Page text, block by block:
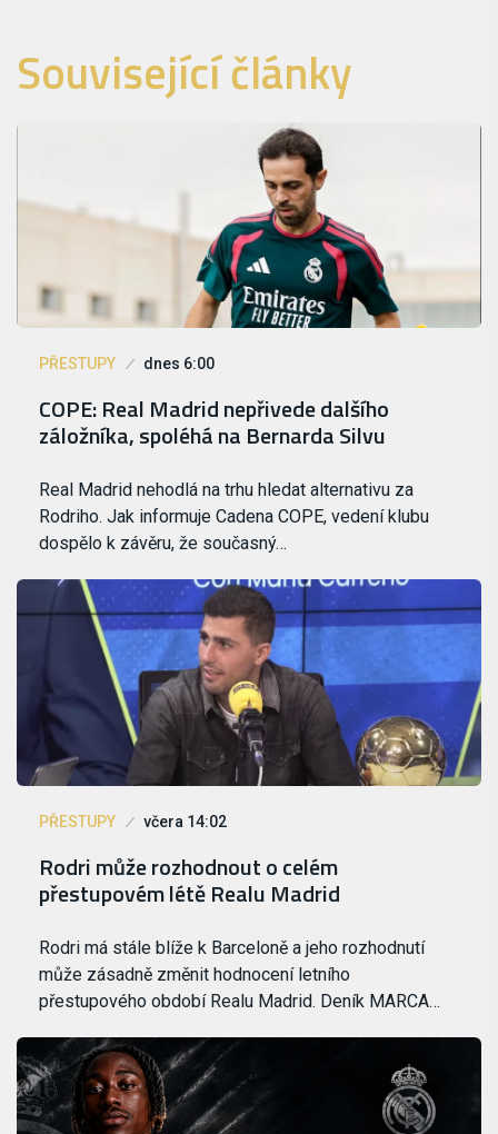
Související články
PŘESTUPY dnes 6:00
COPE: Real Madrid nepřivede dalšího
záložníka, spoléhá na Bernarda Silvu
Real Madrid nehodlá na trhu hledat alternativu za
Rodriho. Jak informuje Cadena COPE, vedení klubu
dospělo k závěru, že současný…
PŘESTUPY včera 14:02
Rodri může rozhodnout o celém
přestupovém létě Realu Madrid
Rodri má stále blíže k Barceloně a jeho rozhodnutí
může zásadně změnit hodnocení letního
přestupového období Realu Madrid. Deník MARCA…